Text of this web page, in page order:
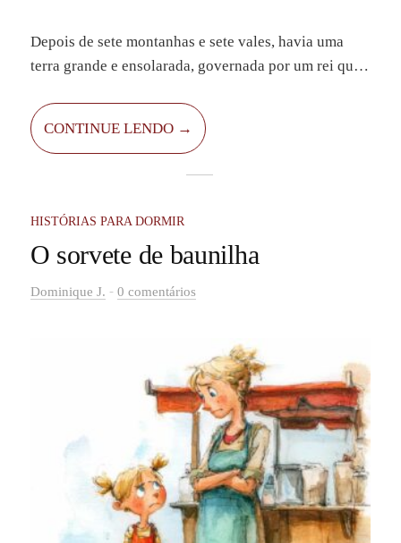
Depois de sete montanhas e sete vales, havia uma
terra grande e ensolarada, governada por um rei que
sempre viajava para terras onde seu pai já não
conseguia ir, cuidava dos desejos do povo e da
CONTINUE LENDO →
HISTÓRIAS PARA DORMIR
O sorvete de baunilha
Dominique J. - 0 comentários